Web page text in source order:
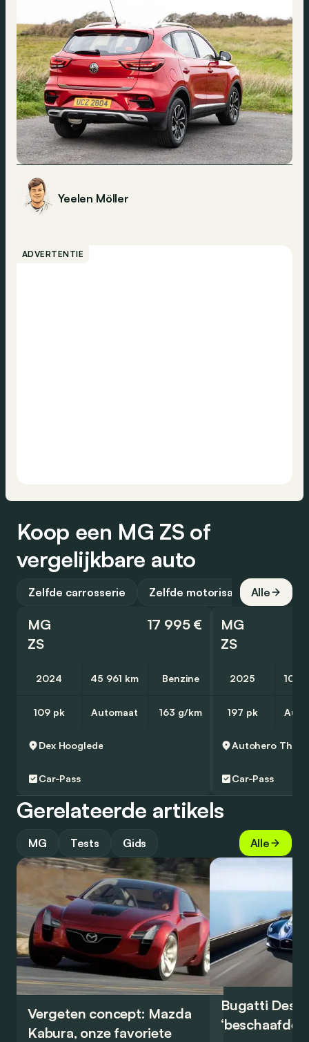
Yeelen Möller
ADVERTENTIE
Koop een MG ZS of
vergelijkbare auto
Zelfde carrosserie Zelfde motorisatie Alle
MG
ZS
17 995 €
2024 45 961 km Benzine
109 pk Automaat 163 g/km
Dex Hooglede
Car-Pass
MG
ZS
2025 10
197 pk
Autohero
Car-Pass
Gerelateerde artikels
MG Tests Gids Alle
Vergeten concept: Mazda
Kabura, onze favoriete
Bugatti
‘beschaafde’